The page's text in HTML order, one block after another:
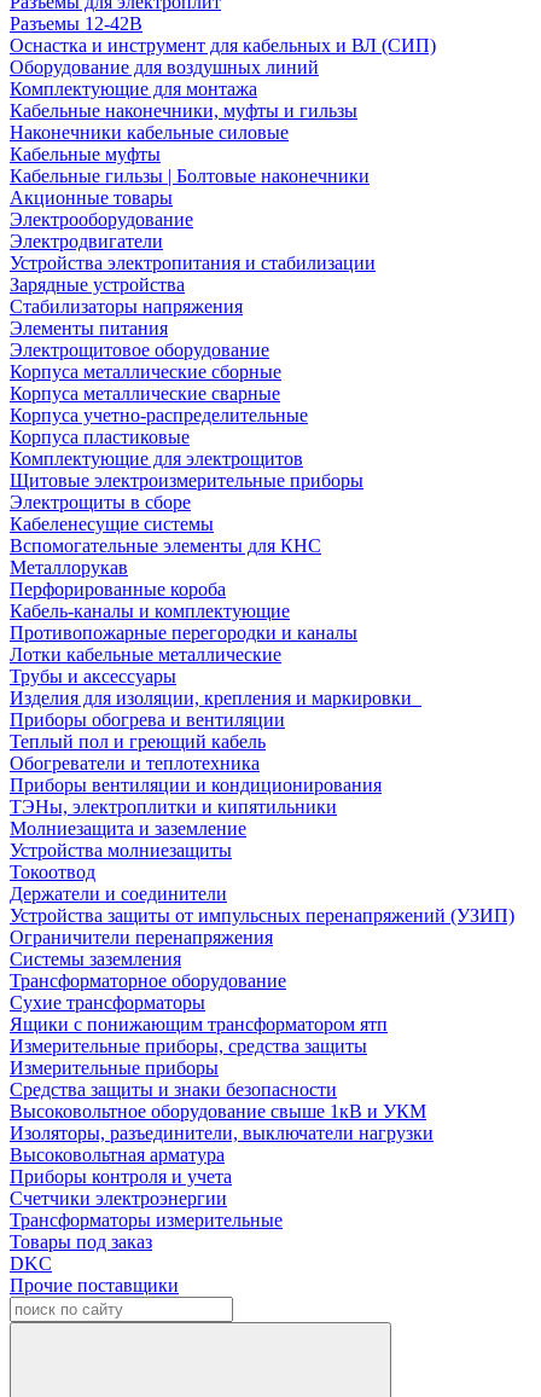
Разъемы 12-42В
Оснастка и инструмент для кабельных и ВЛ (СИП)
Оборудование для воздушных линий
Комплектующие для монтажа
Кабельные наконечники, муфты и гильзы
Наконечники кабельные силовые
Кабельные муфты
Кабельные гильзы | Болтовые наконечники
Акционные товары
Электрооборудование
Электродвигатели
Устройства электропитания и стабилизации
Зарядные устройства
Стабилизаторы напряжения
Элементы питания
Электрощитовое оборудование
Корпуса металлические сборные
Корпуса металлические сварные
Корпуса учетно-распределительные
Корпуса пластиковые
Комплектующие для электрощитов
Щитовые электроизмерительные приборы
Электрощиты в сборе
Кабеленесущие системы
Вспомогательные элементы для КНС
Металлорукав
Перфорированные короба
Кабель-каналы и комплектующие
Противопожарные перегородки и каналы
Лотки кабельные металлические
Трубы и аксессуары
Изделия для изоляции, крепления и маркировки
Приборы обогрева и вентиляции
Теплый пол и греющий кабель
Обогреватели и теплотехника
Приборы вентиляции и кондиционирования
ТЭНы, электроплитки и кипятильники
Молниезащита и заземление
Устройства молниезащиты
Токоотвод
Держатели и соединители
Устройства защиты от импульсных перенапряжений (УЗИП)
Ограничители перенапряжения
Системы заземления
Трансформаторное оборудование
Сухие трансформаторы
Ящики с понижающим трансформатором ятп
Измерительные приборы, средства защиты
Измерительные приборы
Средства защиты и знаки безопасности
Высоковольтное оборудование свыше 1кВ и УКМ
Изоляторы, разъединители, выключатели нагрузки
Высоковольтная арматура
Приборы контроля и учета
Счетчики электроэнергии
Трансформаторы измерительные
Товары под заказ
DKC
Прочие поставщики